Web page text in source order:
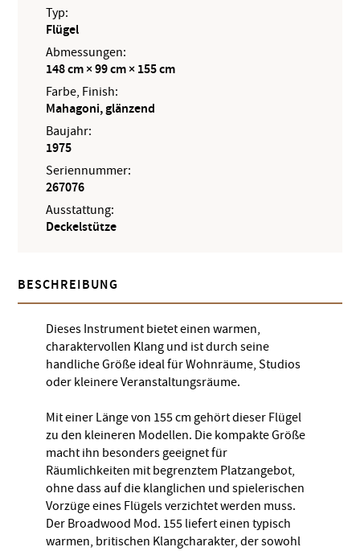
Typ:
Flügel
Abmessungen:
148 cm × 99 cm × 155 cm
Farbe, Finish:
Mahagoni, glänzend
Baujahr:
1975
Seriennummer:
267076
Ausstattung:
Deckelstütze
BESCHREIBUNG
Dieses Instrument bietet einen warmen,
charaktervollen Klang und ist durch seine
handliche Größe ideal für Wohnräume, Studios
oder kleinere Veranstaltungsräume.
Mit einer Länge von 155 cm gehört dieser Flügel
zu den kleineren Modellen. Die kompakte Größe
macht ihn besonders geeignet für
Räumlichkeiten mit begrenztem Platzangebot,
ohne dass auf die klanglichen und spielerischen
Vorzüge eines Flügels verzichtet werden muss.
Der Broadwood Mod. 155 liefert einen typisch
warmen, britischen Klangcharakter, der sowohl